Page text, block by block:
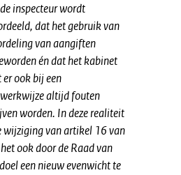
inspecteur wordt
dat het gebruik van
van aangiften
én dat het kabinet
ook bij een
altijd fouten
worden. In deze realiteit
wijziging van artikel 16 van
ook door de Raad van
een nieuw evenwicht te